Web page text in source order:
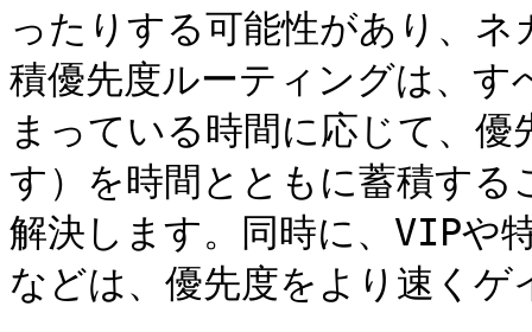
ったりする可能性があり、
積優先度ルーティングは、
まっている時間に応じて、
す）を時間とともに蓄積す
解決します。同時に、VIPや
などは、優先度をより速くゲ